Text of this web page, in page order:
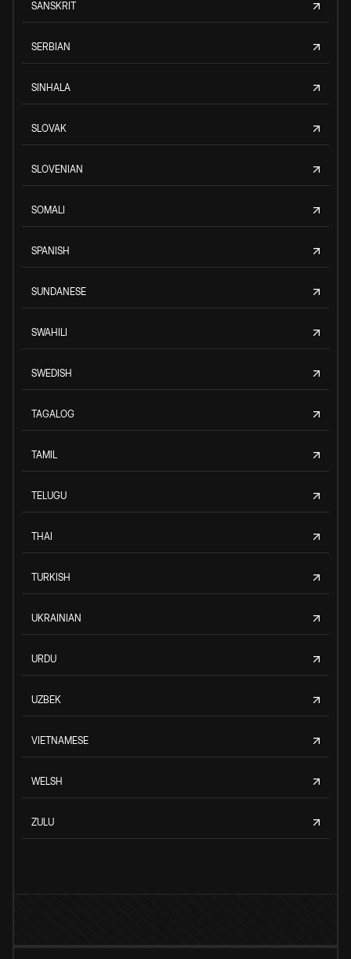
SANSKRIT
SERBIAN
SINHALA
SLOVAK
SLOVENIAN
SOMALI
SPANISH
SUNDANESE
SWAHILI
SWEDISH
TAGALOG
TAMIL
TELUGU
THAI
TURKISH
UKRAINIAN
URDU
UZBEK
VIETNAMESE
WELSH
ZULU